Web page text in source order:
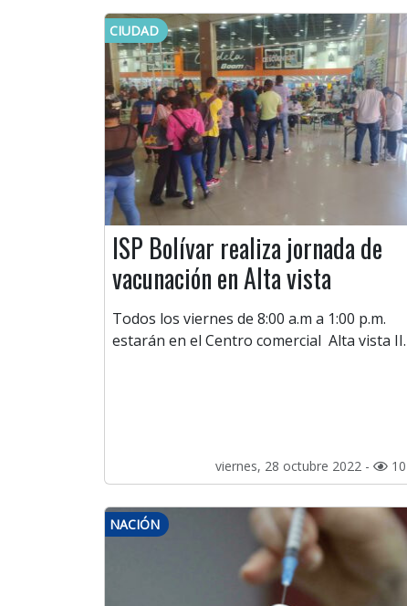
CIUDAD
ISP Bolívar realiza jornada de
vacunación en Alta vista
Todos los viernes de 8:00 a.m a 1:00 p.m.
estarán en el Centro comercial Alta vista II.
viernes, 28 octubre 2022 -
NACIÓN